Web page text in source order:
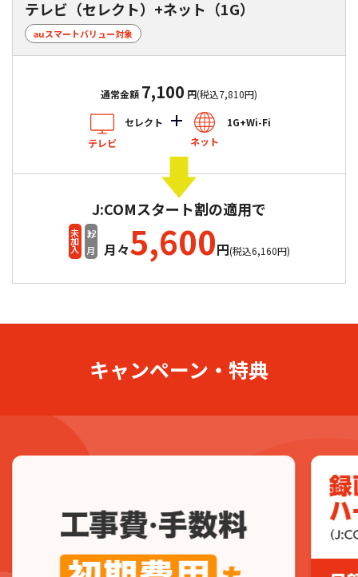
テレビ（セレクト）+ネット（1G）
auスマートバリュー対象
通常金額 7,100 円(税込7,810円)
テレビ
セレクト
ネット
1G+Wi-Fi
J:COMスタート割の適用で
未加入 12
カ月 月々5,600円(税込6,160円)
テレビ（セレクト）+ネット（1G）+PHONE
テレビ
ネット
J:COMスタート割の適用で
未加入カ月 月々6,720円
キャンペーン・特典